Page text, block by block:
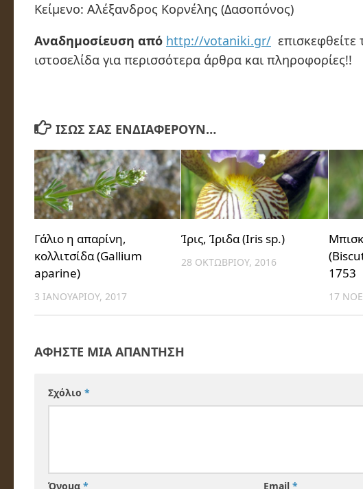
Κείμενο: Αλέξανδρος Κορνέλης (Δασοπόνος)
Αναδημοσίευση από http://votaniki.gr/ επισκεφθείτε
ιστοσελίδα για περισσότερα άρθρα και πληροφορίες!!
ΊΣΩΣ ΣΑΣ ΕΝΔΙΑΦΈΡΟΥΝ…
Γάλιο η απαρίνη,
κολλιτσίδα (Gallium
aparine)
3 ΙΑΝΟΥΑΡΊΟΥ, 2017
Ίρις, Ίριδα (Iris sp.)
28 ΟΚΤΩΒΡΊΟΥ, 2016
1753
17
ΑΦΉΣΤΕ ΜΙΑ ΑΠΆΝΤΗΣΗ
Σχόλιο *
Όνομα * Email*